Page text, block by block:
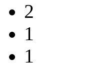
2
1
1